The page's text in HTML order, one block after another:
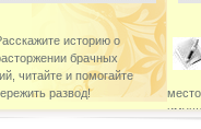
историю о
брачных
читайте и помогайте
развод!